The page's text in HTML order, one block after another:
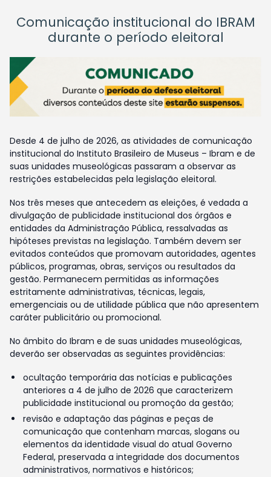
Comunicação institucional do IBRAM
durante o período eleitoral
Desde 4 de julho de 2026, as atividades de comunicação
institucional do Instituto Brasileiro de Museus – Ibram e de
suas unidades museológicas passaram a observar as
restrições estabelecidas pela legislação eleitoral.
Nos três meses que antecedem as eleições, é vedada a
divulgação de publicidade institucional dos órgãos e
entidades da Administração Pública, ressalvadas as
hipóteses previstas na legislação. Também devem ser
evitados conteúdos que promovam autoridades, agentes
públicos, programas, obras, serviços ou resultados da
gestão. Permanecem permitidas as informações
estritamente administrativas, técnicas, legais,
emergenciais ou de utilidade pública que não apresentem
caráter publicitário ou promocional.
No âmbito do Ibram e de suas unidades museológicas,
deverão ser observadas as seguintes providências:
ocultação temporária das notícias e publicações
anteriores a 4 de julho de 2026 que caracterizem
publicidade institucional ou promoção da gestão;
revisão e adaptação das páginas e peças de
comunicação que contenham marcas, slogans ou
elementos da identidade visual do atual Governo
Federal, preservada a integridade dos documentos
administrativos, normativos e históricos;